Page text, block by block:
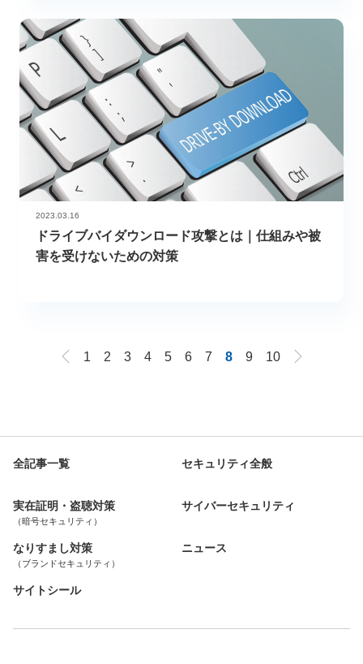
2023.03.16
ドライブバイダウンロード攻撃とは｜仕組みや被
害を受けないための対策
1 2 3 4 5 6 7 8 9 10
全記事一覧 セキュリティ全般
実在証明・盗聴対策
（暗号セキュリティ）
サイバーセキュリティ
なりすまし対策
（ブランドセキュリティ）
ニュース
サイトシール